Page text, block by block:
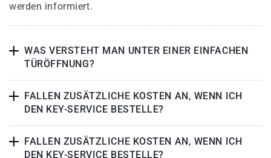
werden informiert.
WAS VERSTEHT MAN UNTER EINER EINFACHEN
TÜRÖFFNUNG?
FALLEN ZUSÄTZLICHE KOSTEN AN, WENN ICH
DEN KEY-SERVICE BESTELLE?
FALLEN ZUSÄTZLICHE KOSTEN AN, WENN ICH
DEN KEY-SERVICE BESTELLE?